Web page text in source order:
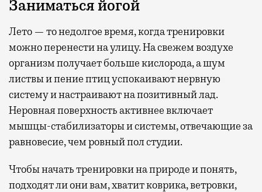
Заниматься йогой
Лето — то недолгое время, когда тренировки
можно перенести на улицу. На свежем воздухе
организм получает больше кислорода, а шум
листвы и пение птиц успокаивают нервную
систему и настраивают на позитивный лад.
Неровная поверхность активнее включает
мышцы-стабилизаторы и системы, отвечающие за
равновесие, чем ровный пол студии.
Чтобы начать тренировки на природе и понять,
подходят ли они вам, хватит коврика, ветровки,